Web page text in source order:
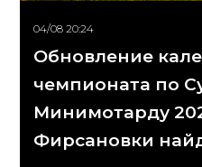
04/08 20:24
Обновление
чемпионата по
Минимотарду
Фирсановки